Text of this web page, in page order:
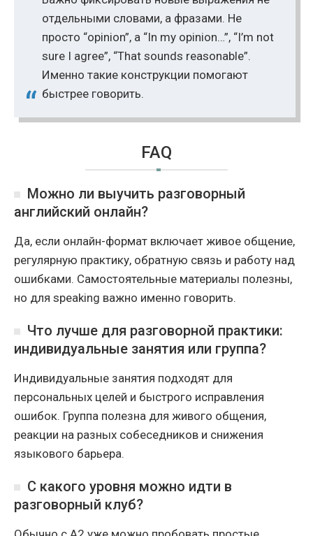
отдельными словами, а фразами. Не
просто “opinion”, а “In my opinion…”, “I’m not
sure I agree”, “That sounds reasonable”.
Именно такие конструкции помогают
быстрее говорить.
FAQ
Можно ли выучить разговорный
английский онлайн?
Да, если онлайн-формат включает живое общение,
регулярную практику, обратную связь и работу над
ошибками. Самостоятельные материалы полезны,
но для speaking важно именно говорить.
Что лучше для разговорной практики:
индивидуальные занятия или группа?
Индивидуальные занятия подходят для
персональных целей и быстрого исправления
ошибок. Группа полезна для живого общения,
реакции на разных собеседников и снижения
языкового барьера.
С какого уровня можно идти в
разговорный клуб?